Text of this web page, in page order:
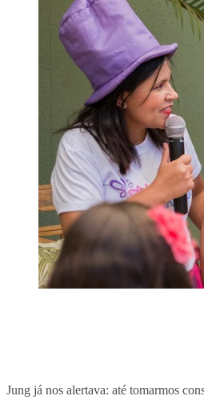
Jung já nos alertava: até tomarmos